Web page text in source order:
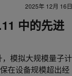
2025年 12月 16日
中的先进
模拟大规模量子计
在设备规模超出经